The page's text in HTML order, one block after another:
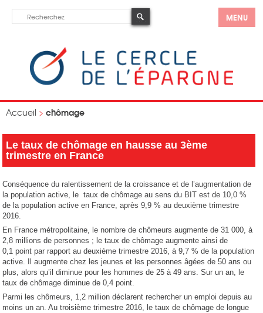
MENU
Accueil > chômage
Le taux de chômage en hausse au 3ème
trimestre en France
Conséquence du ralentissement de la croissance et de l’augmentation de
la population active, le taux de chômage au sens du BIT est de 10,0 %
de la population active en France, après 9,9 % au deuxième trimestre
2016.
En France métropolitaine, le nombre de chômeurs augmente de 31 000, à
2,8 millions de personnes ; le taux de chômage augmente ainsi de
0,1 point par rapport au deuxième trimestre 2016, à 9,7 % de la population
active. Il augmente chez les jeunes et les personnes âgées de 50 ans ou
plus, alors qu’il diminue pour les hommes de 25 à 49 ans. Sur un an, le
taux de chômage diminue de 0,4 point.
Parmi les chômeurs, 1,2 million déclarent rechercher un emploi depuis au
moins un an. Au troisième trimestre 2016, le taux de chômage de longue